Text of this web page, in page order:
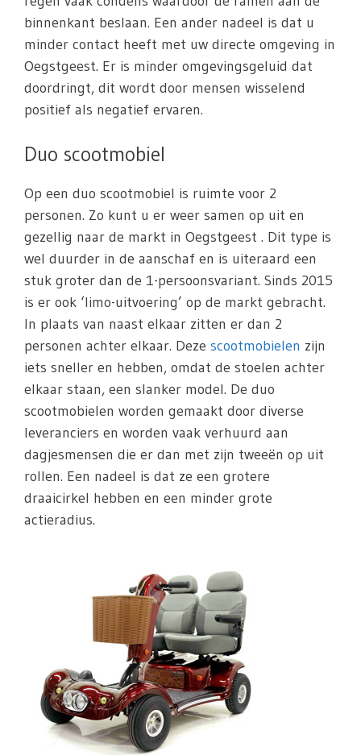
binnenkant beslaan. Een ander nadeel is dat u
minder contact heeft met uw directe omgeving in
Oegstgeest. Er is minder omgevingsgeluid dat
doordringt, dit wordt door mensen wisselend
positief als negatief ervaren.
Duo scootmobiel
Op een duo scootmobiel is ruimte voor 2
personen. Zo kunt u er weer samen op uit en
gezellig naar de markt in Oegstgeest . Dit type is
wel duurder in de aanschaf en is uiteraard een
stuk groter dan de 1-persoonsvariant. Sinds 2015
is er ook ‘limo-uitvoering’ op de markt gebracht.
In plaats van naast elkaar zitten er dan 2
personen achter elkaar. Deze scootmobielen zijn
iets sneller en hebben, omdat de stoelen achter
elkaar staan, een slanker model. De duo
scootmobielen worden gemaakt door diverse
leveranciers en worden vaak verhuurd aan
dagjesmensen die er dan met zijn tweeën op uit
rollen. Een nadeel is dat ze een grotere
draaicirkel hebben en een minder grote
actieradius.